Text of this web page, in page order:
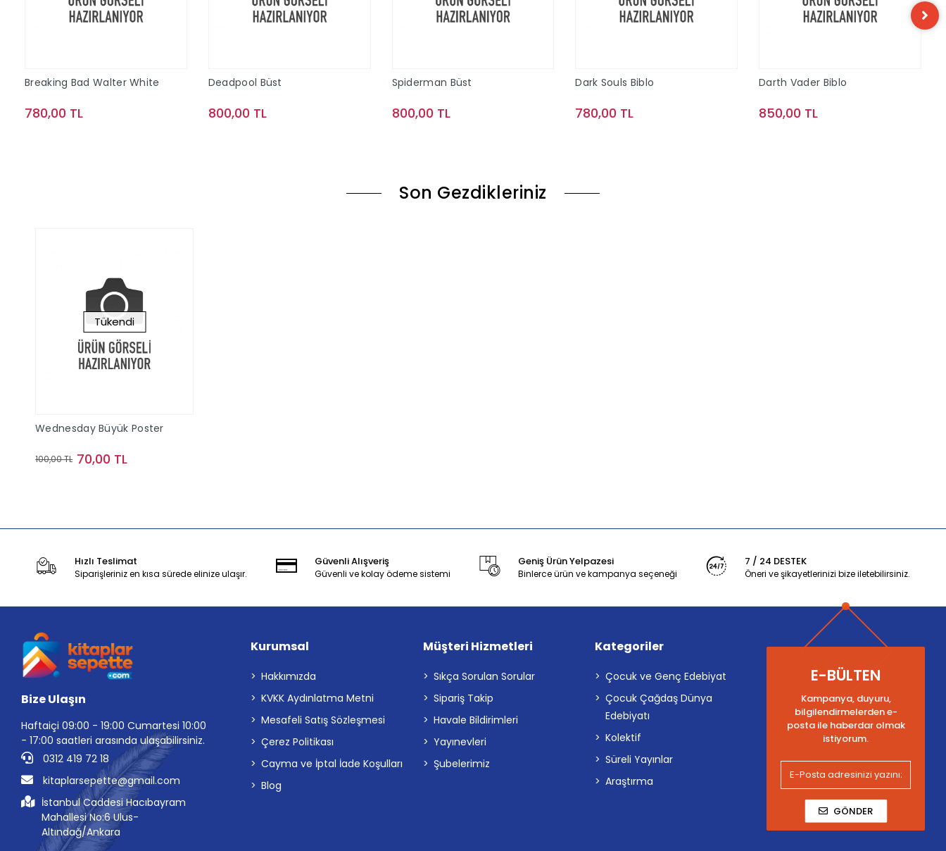
Breaking Bad Walter White
780,00 TL
Deadpool Büst
800,00 TL
Spiderman Büst
800,00 TL
Dark Souls Biblo
780,00 TL
Darth Vader Biblo
850,00 TL
Son Gezdikleriniz
Tükendi
Wednesday Büyük Poster
100,00 TL 70,00 TL
Hızlı Teslimat
Siparişleriniz en kısa sürede elinize ulaşır.
Güvenli Alışveriş
Güvenli ve kolay ödeme sistemi
Geniş Ürün Yelpazesi
Binlerce ürün ve kampanya seçeneği
7 / 24 DESTEK
Öneri ve şikayetlerinizi bize iletebilirsiniz.
Bize Ulaşın
Haftaiçi 09:00 - 19:00 Cumartesi 10:00
- 17:00 saatleri arasında ulaşabilirsiniz.
0312 419 72 18
kitaplarsepette@gmail.com
İstanbul Caddesi Hacıbayram
Mahallesi No:6 Ulus-
Altındağ/Ankara
Kurumsal
Hakkımızda
KVKK Aydınlatma Metni
Mesafeli Satış Sözleşmesi
Çerez Politikası
Cayma ve İptal İade Koşulları
Blog
Müşteri Hizmetleri
Sıkça Sorulan Sorular
Sipariş Takip
Havale Bildirimleri
Yayınevleri
Şubelerimiz
Kategoriler
Çocuk ve Genç Edebiyat
Çocuk Çağdaş Dünya
Edebiyatı
Kolektif
Süreli Yayınlar
Araştırma
E-BÜLTEN
Kampanya, duyuru,
bilgilendirmelerden e-
posta ile haberdar olmak
istiyorum.
GÖNDER